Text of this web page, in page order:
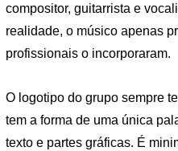
compositor, guitarrista e
realidade, o músico apenas
profissionais o incorporaram.
O logotipo do grupo sempre
tem a forma de uma única
texto e partes gráficas. É